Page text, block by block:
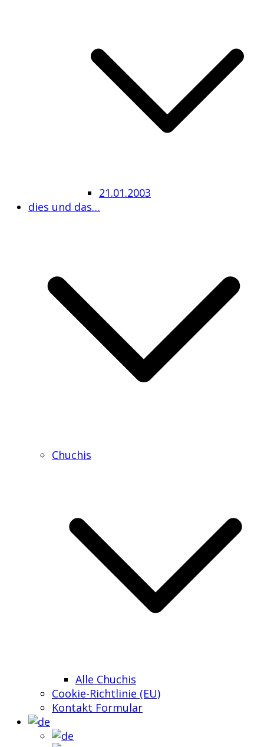
21.01.2003
dies und das…
Chuchis
Alle Chuchis
Cookie-Richtlinie (EU)
Kontakt Formular